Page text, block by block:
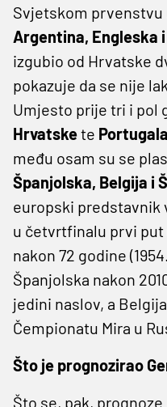
Svjetskom prvenstvu
Argentina, Engleska
izgubio od Hrvatske
pokazuje da se nije
Umjesto prije tri i pol
Hrvatskete
među osam su se
Španjolska, Belgija i
europski predstavnik
u četvrtfinalu prvi
nakon 72 godine
Španjolska nakon
jedini naslov, a
Čempionatu Mira u
Što je prognozirao
Što se, pak,